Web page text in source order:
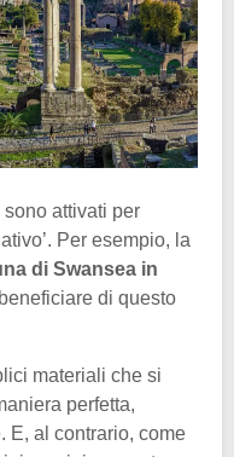
attivati per
Per esempio, la
di Swansea in
di questo
materiali che si
perfetta,
E, al contrario, come